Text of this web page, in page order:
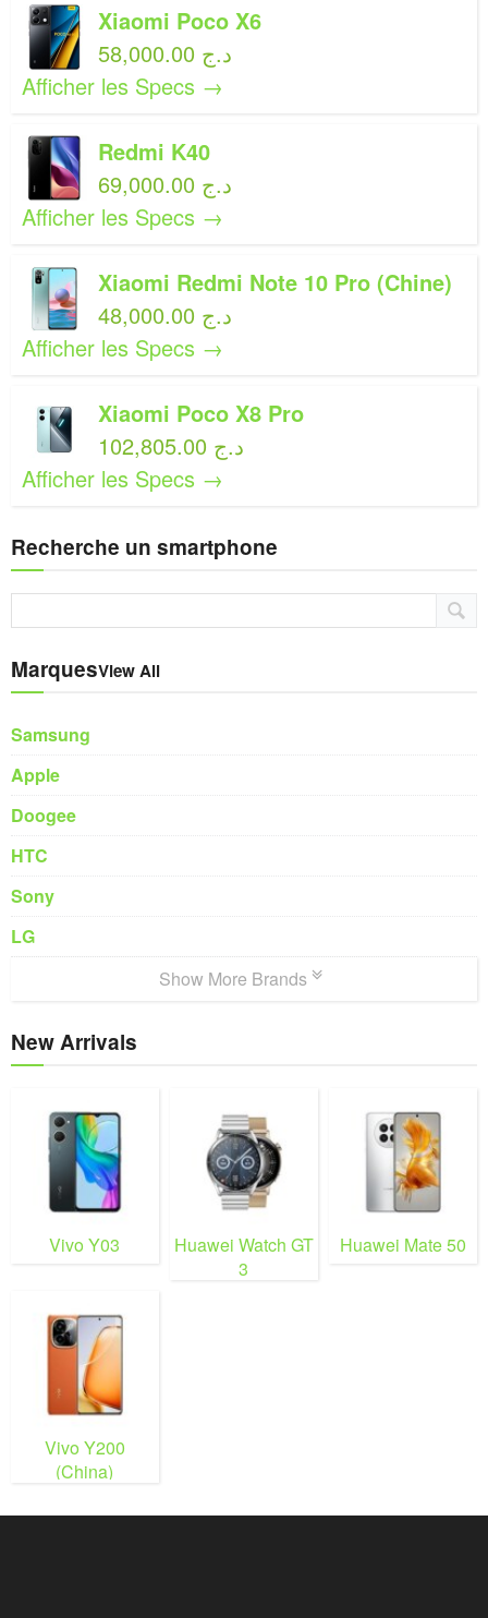
Xiaomi Poco X6
58,000.00 د.ج
Afficher les Specs →
Redmi K40
69,000.00 د.ج
Afficher les Specs →
Xiaomi Redmi Note 10 Pro (Chine)
48,000.00 د.ج
Afficher les Specs →
Xiaomi Poco X8 Pro
102,805.00 د.ج
Afficher les Specs →
Recherche un smartphone
MarquesView All
Samsung
Apple
Doogee
HTC
Sony
LG
Show More Brands
New Arrivals
Vivo Y03
Huawei Watch GT
3
Huawei Mate 50
Vivo Y200
(China)